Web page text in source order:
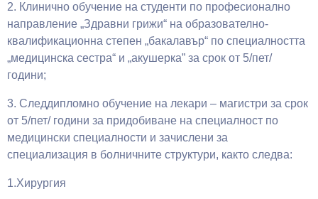
2. Клинично обучение на студенти по професионално
направление „Здравни грижи“ на образователно-
квалификационна степен „бакалавър“ по специалността
„медицинска сестра“ и „акушерка” за срок от 5/пет/
години;
3. Следдипломно обучение на лекари – магистри за срок
от 5/пет/ години за придобиване на специалност по
медицински специалности и зачислени за
специализация в болничните структури, както следва:
1.Хирургия